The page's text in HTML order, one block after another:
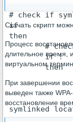
# check if
if
then
        # check if symlink target not ok
        if !
        then
symlinked
Скачать скрипт
Процесс
длительное время,
виртуальном
При завершении
выведен также
восстановление